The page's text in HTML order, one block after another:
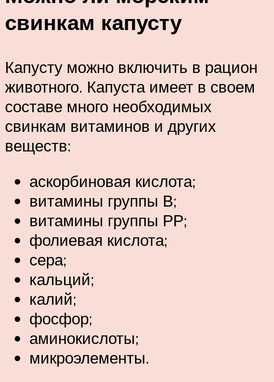
свинкам капусту
Капусту можно включить в рацион
животного. Капуста имеет в своем
составе много необходимых
свинкам витаминов и других
веществ:
аскорбиновая кислота;
витамины группы В;
витамины группы РР;
фолиевая кислота;
сера;
кальций;
калий;
фосфор;
аминокислоты;
микроэлементы.